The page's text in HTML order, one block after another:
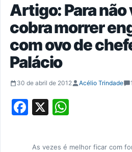
Artigo: Para não
cobra morrer
com ovo de
Palácio
30 de abril de 2012 Acélio Trindade
Facebook
X
As vezes é melhor ficar com